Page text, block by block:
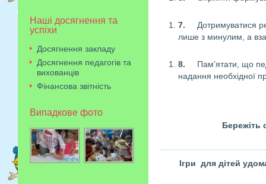
7. Дотримуватися
лише з минулим, а
8. Пам’ятати, що
надання необхідної
Бережіть
Ігри для дітей
Наші досягнення та
успіхи
Досягнення закладу
Досягнення педагогів та
вихованців
Фінансова звітність
Випадкове фото